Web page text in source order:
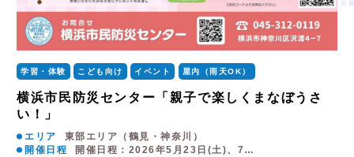
学習・体験 こども向け イベント 屋内（雨天OK）
横浜市民防災センター「親子で楽しくまなぼうさ
い！」
エリア
東部エリア（鶴見・神奈川）
開催日程
開催日程：2026年5月23日(土)、7…